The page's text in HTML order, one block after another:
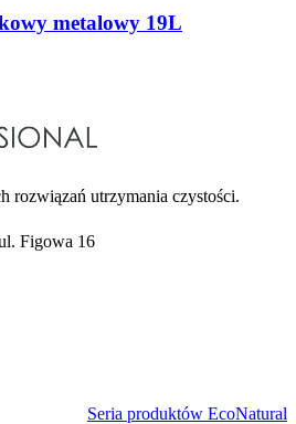
metalowy 19L
rozwiązań utrzymania czystości.
Figowa 16
Seria produktów EcoNatural